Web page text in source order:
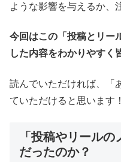
ような影響を与えるか、
今回はこの「投稿とリー
した内容をわかりやすく
読んでいただければ、「
ていただけると思います！
「投稿やリール
だったのか？